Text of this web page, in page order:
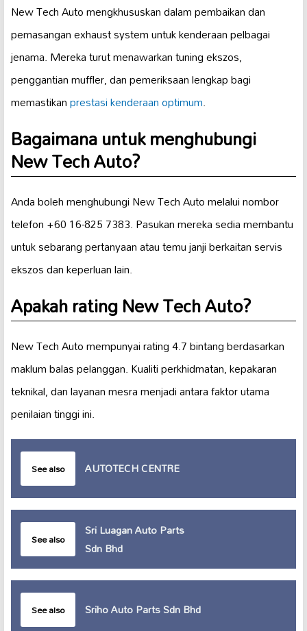
New Tech Auto mengkhususkan dalam pembaikan dan
pemasangan exhaust system untuk kenderaan pelbagai
jenama. Mereka turut menawarkan tuning ekszos,
penggantian muffler, dan pemeriksaan lengkap bagi
memastikanprestasi kenderaan optimum.
Bagaimana untuk menghubungi
New Tech Auto?
Anda boleh menghubungi New Tech Auto melalui nombor
telefon +60 16-825 7383. Pasukan mereka sedia membantu
untuk sebarang pertanyaan atau temu janji berkaitan servis
ekszos dan keperluan lain.
Apakah rating New Tech Auto?
New Tech Auto mempunyai rating 4.7 bintang berdasarkan
maklum balas pelanggan. Kualiti perkhidmatan, kepakaran
teknikal, dan layanan mesra menjadi antara faktor utama
penilaian tinggi ini.
See also AUTOTECH CENTRE
See also
Sri Luagan Auto Parts
Sdn Bhd
See also Sriho Auto Parts Sdn Bhd